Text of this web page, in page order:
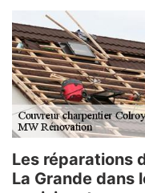
Les réparations
La Grande dans